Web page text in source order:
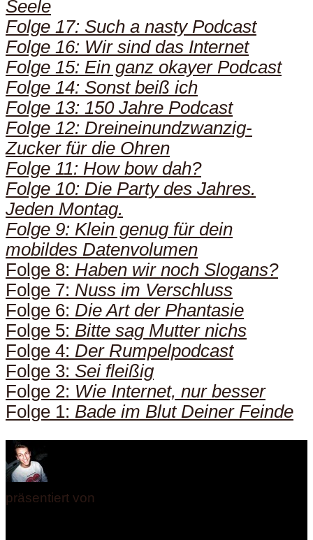
Seele
Folge 17: Such a nasty Podcast
Folge 16: Wir sind das Internet
Folge 15: Ein ganz okayer Podcast
Folge 14: Sonst beiß ich
Folge 13: 150 Jahre Podcast
Folge 12: Dreineinundzwanzig-
Zucker für die Ohren
Folge 11: How bow dah?
Folge 10: Die Party des Jahres.
Jeden Montag.
Folge 9: Klein genug für dein
mobildes Datenvolumen
Folge 8: Haben wir noch Slogans?
Folge 7: Nuss im Verschluss
Folge 6: Die Art der Phantasie
Folge 5: Bitte sag Mutter nichs
Folge 4: Der Rumpelpodcast
Folge 3: Sei fleißig
Folge 2: Wie Internet, nur besser
Folge 1: Bade im Blut Deiner Feinde
präsentiert von